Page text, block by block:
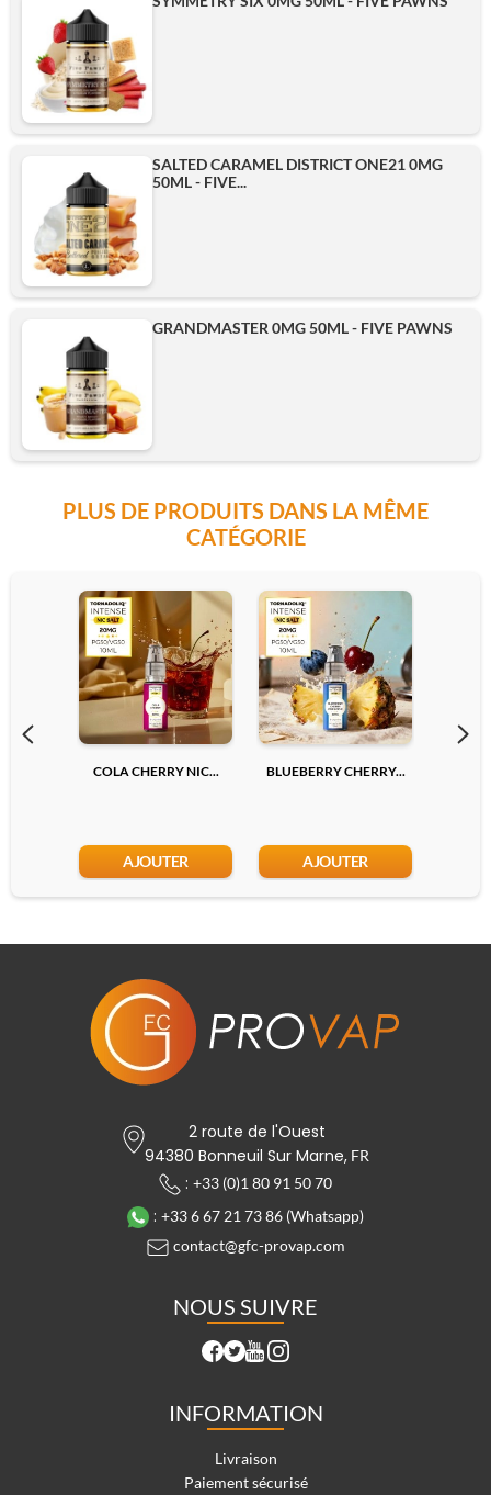
SALTED CARAMEL DISTRICT ONE21 0MG
50ML - FIVE...
GRANDMASTER 0MG 50ML - FIVE PAWNS
PLUS DE PRODUITS DANS LA MÊME
CATÉGORIE
COLA CHERRY NIC...
AJOUTER
BLUEBERRY CHERRY...
AJOUTER
2 route de l'Ouest
94380 Bonneuil Sur Marne,FR
: +33 (0)1 80 91 50 70
: +33 6 67 21 73 86 (Whatsapp)
contact@gfc-provap.com
NOUS SUIVRE
INFORMATION
Livraison
Paiement sécurisé